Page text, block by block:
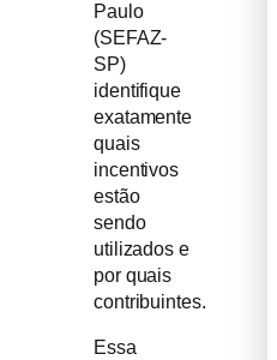
Paulo
(SEFAZ-
SP)
identifique
exatamente
quais
incentivos
estão
sendo
utilizados e
por quais
contribuintes.
Essa